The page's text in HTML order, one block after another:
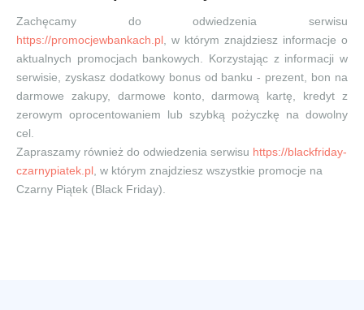
Zachęcamy do odwiedzenia serwisu
https://promocjewbankach.pl , w którym znajdziesz informacje o
aktualnych promocjach bankowych. Korzystając z informacji w
serwisie, zyskasz dodatkowy bonus od banku - prezent, bon na
darmowe zakupy, darmowe konto, darmową kartę, kredyt z
zerowym oprocentowaniem lub szybką pożyczkę na dowolny
cel.
Zapraszamy również do odwiedzenia serwisu https://blackfriday-
czarnypiatek.pl , w którym znajdziesz wszystkie promocje na
Czarny Piątek (Black Friday).